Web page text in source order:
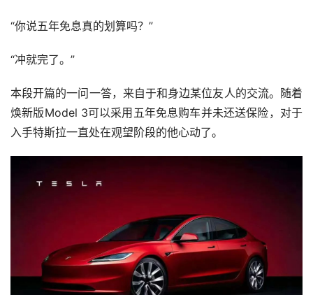
“你说五年免息真的划算吗？”
“冲就完了。”
本段开篇的一问一答，来自于和身边某位友人的交流。随着
焕新版Model 3可以采用五年免息购车并未还送保险，对于
入手特斯拉一直处在观望阶段的他心动了。